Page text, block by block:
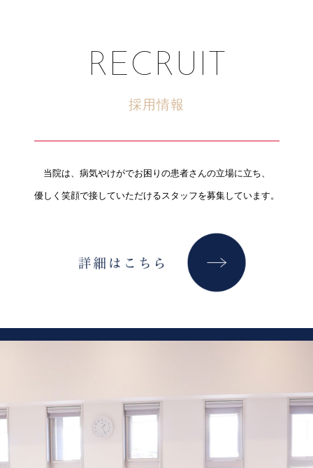
RECRUIT
採用情報
当院は、病気やけがでお困りの患者さんの立場に立ち、
優しく笑顔で接していただけるスタッフを募集しています。